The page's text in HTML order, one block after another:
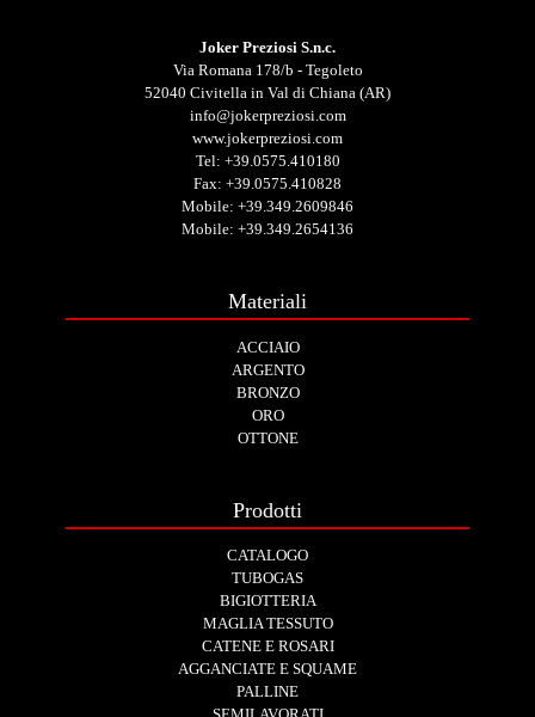
Joker Preziosi S.n.c.
Via Romana 178/b - Tegoleto
52040 Civitella in Val di Chiana (AR)
info@jokerpreziosi.com
www.jokerpreziosi.com
Tel: +39.0575.410180
Fax: +39.0575.410828
Mobile: +39.349.2609846
Mobile: +39.349.2654136
Materiali
ACCIAIO
ARGENTO
BRONZO
ORO
OTTONE
Prodotti
CATALOGO
TUBOGAS
BIGIOTTERIA
MAGLIA TESSUTO
CATENE E ROSARI
AGGANCIATE E SQUAME
PALLINE